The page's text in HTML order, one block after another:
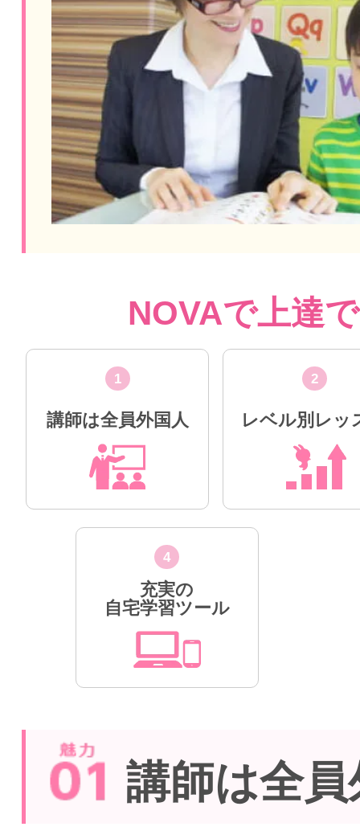
NOVAで上達
1
講師は全員外国人
2
レベル別レッ
4
充実の
自宅学習ツール
講師は全